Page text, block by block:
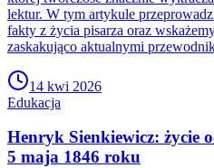
lektur. W tym artykule
fakty z życia pisarza oraz
zaskakująco aktualnymi
14 kwi 2026
Edukacja
Henryk Sienkiewicz: życie
5 maja 1846 roku